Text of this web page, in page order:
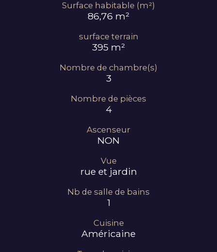
Surface habitable (m²)
86,76 m²
surface terrain
395 m²
Nombre de chambre(s)
3
Nombre de pièces
4
Ascenseur
NON
Vue
rue et jardin
Nb de salle de bains
1
Cuisine
Américaine